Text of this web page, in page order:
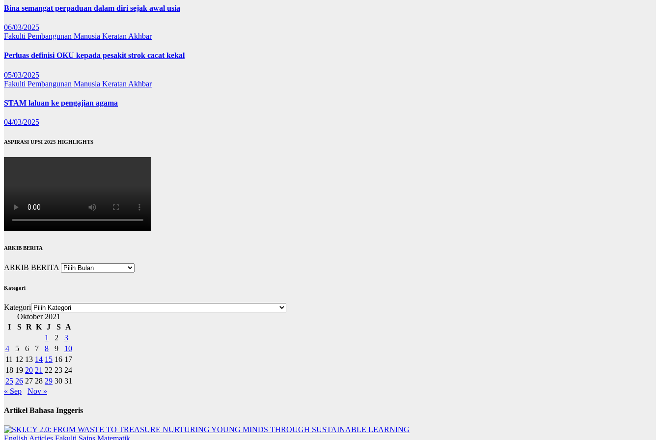
Bina semangat perpaduan dalam diri sejak awal usia
06/03/2025
Fakulti Pembangunan Manusia Keratan Akhbar
Perluas definisi OKU kepada pesakit strok cacat kekal
05/03/2025
Fakulti Pembangunan Manusia Keratan Akhbar
STAM laluan ke pengajian agama
04/03/2025
ASPIRASI UPSI 2025 HIGHLIGHTS
ARKIB BERITA
ARKIB BERITA
Kategori
Kategori
Oktober 2021
I
S R K J S
A
1
2
3
4
5 6 7 8 9
10
11 12 13 14 15 16 17
18 19 20 21 22 23 24
25 26 27 28 29 30 31
« Sep
Nov »
Artikel Bahasa Inggeris